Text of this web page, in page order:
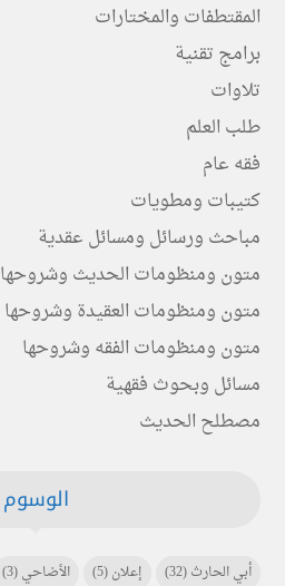
المقتطفات والمختارات
برامج تقنية
تلاوات
طلب العلم
فقه عام
كتيبات ومطويات
مباحث ورسائل ومسائل عقدية
متون ومنظومات الحديث وشروحها
متون ومنظومات العقيدة وشروحها
متون ومنظومات الفقه وشروحها
مسائل وبحوث فقهية
مصطلح الحديث
الوسوم
أبي الحارث(32) إعلان(5) الأضاحي(3)